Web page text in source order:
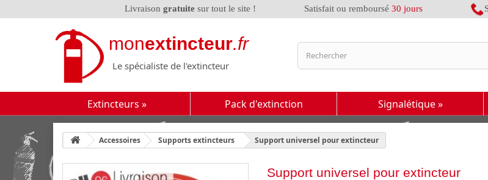
Livraison gratuite sur tout le site ! Satisfait ou remboursé30 jours
monextincteur.fr
Le spécialiste de l'extincteur
Extincteurs » Pack d'extinction Signalétique»
Accessoires Supports extincteurs Support universel pour extincteur
Support universel pour extincteur